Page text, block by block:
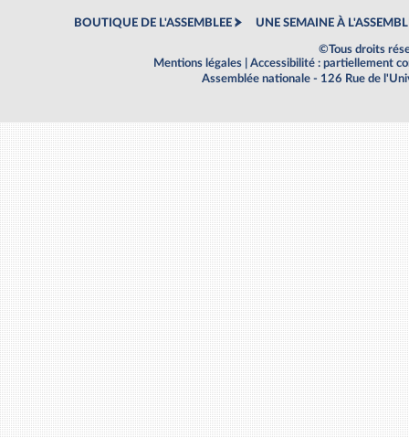
BOUTIQUE DE L'ASSEMBLEE UNE SEMAINE À
©Tous droits
Mentions légales
Accessibilité : partiellement
Assemblée nationale - 126 Rue de